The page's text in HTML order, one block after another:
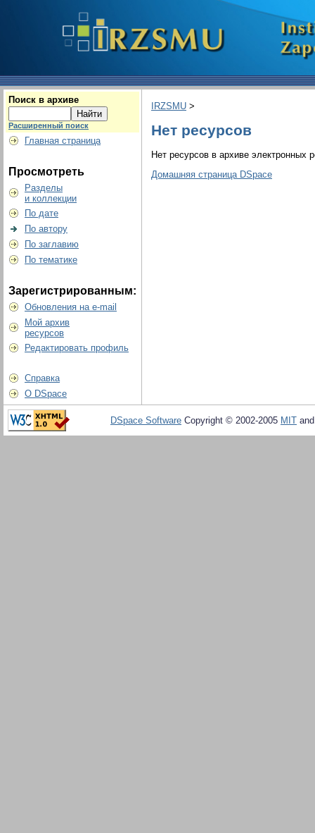
Поиск в архиве
Расширенный поиск
Главная страница
Просмотреть
Разделы
и коллекции
По дате
По автору
По заглавию
По тематике
Зарегистрированным:
Обновления на e-mail
Мой архив
ресурсов
Редактировать профиль
Справка
О DSpace
IRZSMU >
Нет ресурсов
Нет ресурсов в архиве электронных
Домашняя страница DSpace
DSpace Software Copyright © 2002-2005 MIT